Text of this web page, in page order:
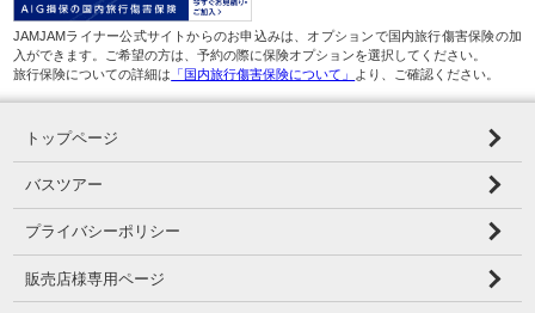
JAMJAMライナー公式サイトからのお申込みは、オプションで国内旅行傷害保険の加
入ができます。ご希望の方は、予約の際に保険オプションを選択してください。
旅行保険についての詳細は 「国内旅行傷害保険について」 より、ご確認ください。
トップページ
バスツアー
プライバシーポリシー
販売店様専用ページ